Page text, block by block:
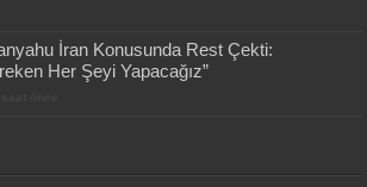
İran Konusunda Rest Çekti:
Her Şeyi Yapacağız”